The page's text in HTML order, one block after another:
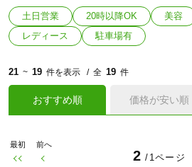
土日営業 20時以降OK 美容
レディース
駐車場有
21 ~ 19 件を表示 全 19 件
おすすめ順 価格が安い順
最初 前へ
2 /1ページ